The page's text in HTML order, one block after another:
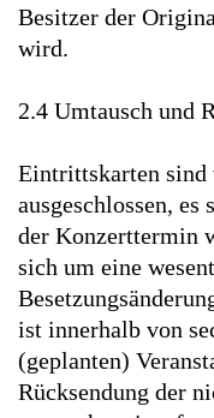
Besitzer der
wird.
2.4 Umtausch und
Eintrittskarten sind
ausgeschlossen,
der Konzerttermin
sich um eine
ist innerhalb von
(geplanten)
Rücksendung der